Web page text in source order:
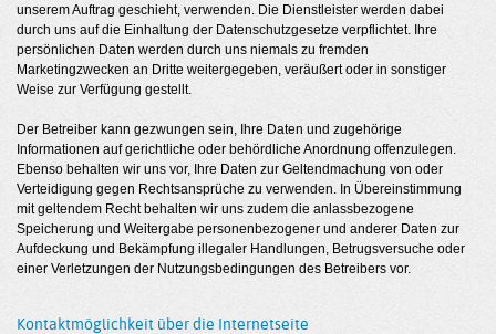
unserem Auftrag geschieht, verwenden. Die Dienstleister werden dabei
durch uns auf die Einhaltung der Datenschutzgesetze verpflichtet. Ihre
persönlichen Daten werden durch uns niemals zu fremden
Marketingzwecken an Dritte weitergegeben, veräußert oder in sonstiger
Weise zur Verfügung gestellt.
Der Betreiber kann gezwungen sein, Ihre Daten und zugehörige
Informationen auf gerichtliche oder behördliche Anordnung offenzulegen.
Ebenso behalten wir uns vor, Ihre Daten zur Geltendmachung von oder
Verteidigung gegen Rechtsansprüche zu verwenden. In Übereinstimmung
mit geltendem Recht behalten wir uns zudem die anlassbezogene
Speicherung und Weitergabe personenbezogener und anderer Daten zur
Aufdeckung und Bekämpfung illegaler Handlungen, Betrugsversuche oder
einer Verletzungen der Nutzungsbedingungen des Betreibers vor.
Kontaktmöglichkeit über die Internetseite